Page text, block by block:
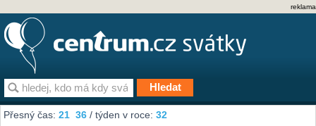
reklama
Přesný čas:21 36 / týden v roce:32